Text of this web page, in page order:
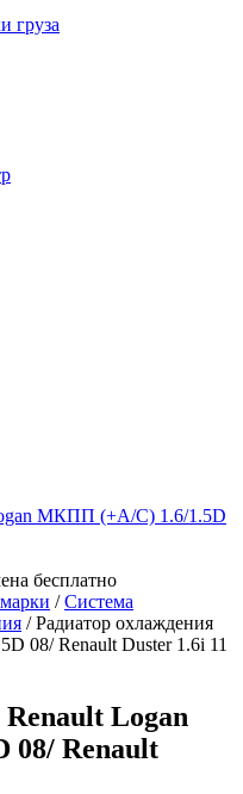
груза
бесплатно
/Система
/Радиатор охлаждения
08/ Renault Duster 1.6i 11
Logan
Renault